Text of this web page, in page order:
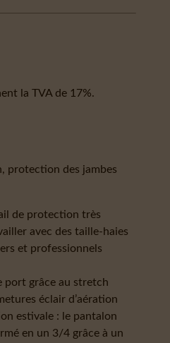
la TVA de 17%.
protection des jambes
de protection très
avec des taille-haies
et professionnels
port grâce au stretch
éclair d’aération
estivale : le pantalon
en un 3/4 grâce à un